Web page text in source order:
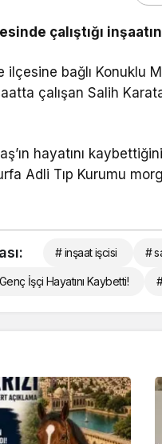
çalıştığı
ilçesine bağlı
çalışan Salih
hayatını
Adli Tıp Kurumu
# inşaat işcisi #
İşçi Hayatını Kaybetti!